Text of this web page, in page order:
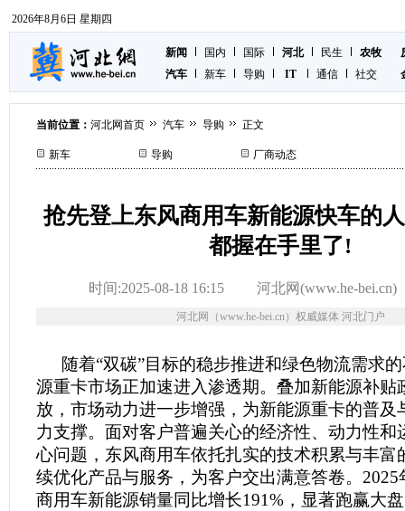
2026年8月6日 星期四
新闻 国内 国际 河北 民生
农牧
汽车
新车 导购 IT 通信 社交
当前位置： 河北网首页 汽车 导购 正文
新车 导购 厂商动态
抢先登上东风商用车新能源快车的
都握在手里了!
时间:2025-08-18 16:15 河北网(www.he-bei.cn)
河北网（www.he-bei.cn）权威媒体 河北门户
随着“双碳”目标的稳步推进和绿色物流需求
源重卡市场正加速进入渗透期。叠加新能源补贴
放，市场动力进一步增强，为新能源重卡的普及
力支撑。面对客户普遍关心的经济性、动力性和
心问题，东风商用车依托扎实的技术积累与丰富
续优化产品与服务，为客户交出满意答卷。
商用车新能源销量同比增长191%，显著跑赢大